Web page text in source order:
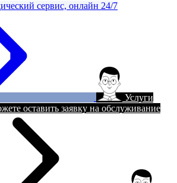
сервис, онлайн 24/7
Услуги
оставить заявку на обслуживание